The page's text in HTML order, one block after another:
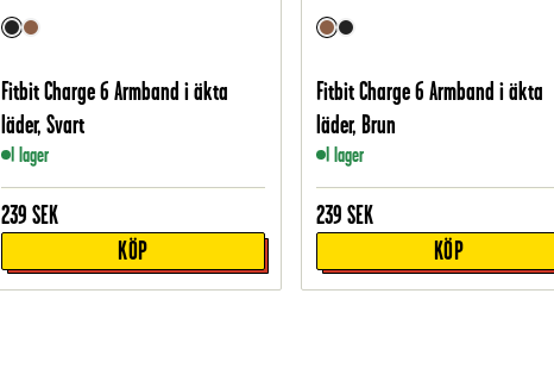
Fitbit Charge 6 Armband i äkta
läder, Svart
I lager
239 SEK
KÖP
Fitbit Charge 6 Armband i äkta
läder, Brun
I lager
239 SEK
KÖP